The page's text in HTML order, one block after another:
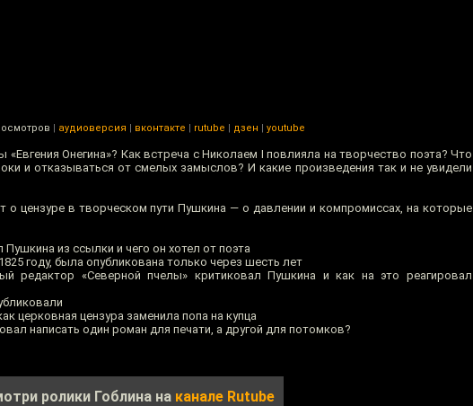
| аудиоверсия | вконтакте | rutube | дзен | youtube
Онегина»? Как встреча с Николаем I повлияла на творчество поэта? Что
и отказываться от смелых замыслов? И какие произведения так и не увидели
о цензуре в творческом пути Пушкина — о давлении и компромиссах, на которые
из ссылки и чего он хотел от поэта
году, была опубликована только через шесть лет
редактор «Северной пчелы» критиковал Пушкина и как на это реагировал
церковная цензура заменила попа на купца
написать один роман для печати, а другой для потомков?
ролики Гоблина на канале Rutube